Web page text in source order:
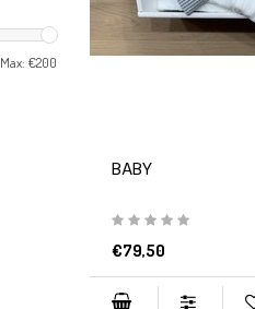
Max: €200
BABY
€79,50